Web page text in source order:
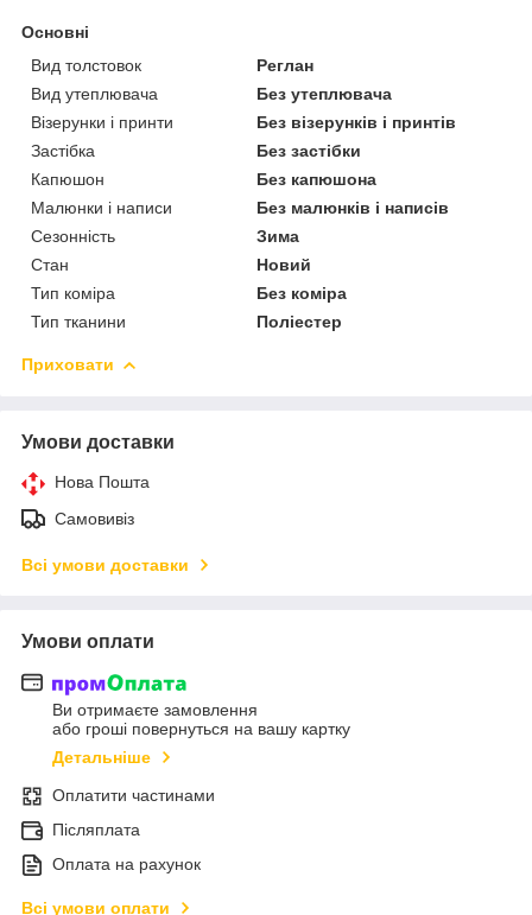
Основні
Вид толстовок
Реглан
Вид утеплювача
Без утеплювача
Візерунки і принти
Без візерунків і принтів
Застібка
Без застібки
Капюшон
Без капюшона
Малюнки і написи
Без малюнків і написів
Сезонність
Зима
Стан
Новий
Тип коміра
Без коміра
Тип тканини
Поліестер
Приховати
Умови доставки
Нова Пошта
Самовивіз
Всі умови доставки
Умови оплати
Ви отримаєте замовлення
або гроші повернуться на вашу картку
Детальніше
Оплатити частинами
Післяплата
Оплата на рахунок
Всі умови оплати